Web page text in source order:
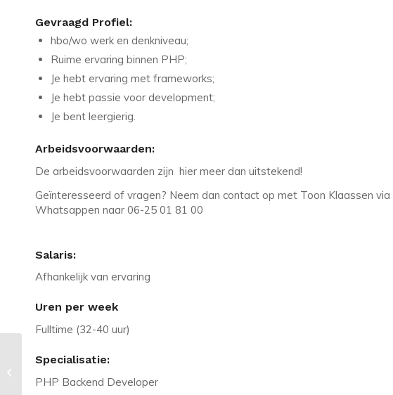
Gevraagd Profiel:
hbo/wo werk en denkniveau;
Ruime ervaring binnen PHP;
Je hebt ervaring met frameworks;
Je hebt passie voor development;
Je bent leergierig.
Arbeidsvoorwaarden:
De arbeidsvoorwaarden zijn hier meer dan uitstekend!
Geïnteresseerd of vragen? Neem dan contact op met Toon Klaassen
Whatsappen naar 06-25 01 81 00
Salaris:
Afhankelijk van ervaring
Uren per week
Fulltime (32-40 uur)
Specialisatie:
PHP Backend Developer
Vacature in Duiven: Senior
€7.100